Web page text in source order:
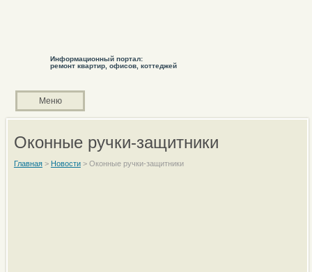
Информационный портал:
ремонт квартир, офисов, коттеджей
Меню
Оконные ручки-защитники
Главная> Новости> Оконные ручки-защитники